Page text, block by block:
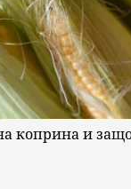
коприна и